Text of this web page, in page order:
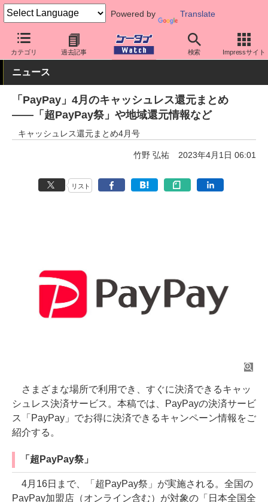
Powered by Translate
カテゴリ 過去記事 検索 Impressサイト
ケータイ Watch キャリア ソフトバンク アプリ・サービス
ニュース
「PayPay」4月のキャッシュレス還元まとめ
――「超PayPay祭」や地域還元情報など
キャッシュレス還元まとめ4月号
竹野 弘祐 2023年4月1日 06:01
リスト
さまざまな場所で利用でき、すぐに決済できるキャッ
シュレス決済サービス。本稿では、PayPayの決済サービ
ス「PayPay」でお得に決済できるキャンペーン情報をご
紹介する。
「超PayPay祭」
4月16日まで、「超PayPay祭」が実施される。全国の
PayPay加盟店（オンライン含む）が対象の「日本全国全